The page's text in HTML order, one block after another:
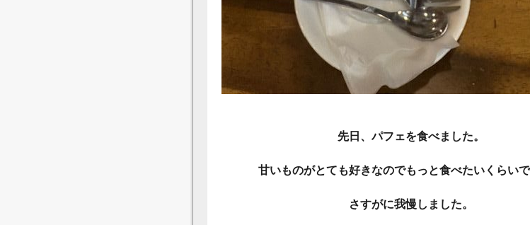
先日、パフェを食べました。
甘いものがとても好きなのでもっと食べたいくらい
さすがに我慢しました。